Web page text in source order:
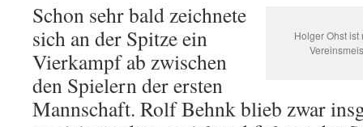
Holger Ohst
Schon sehr bald zeichnete
sich an der Spitze ein
Vierkampf ab zwischen
den Spielern der ersten
Mannschaft. Rolf Behnk blieb zwar